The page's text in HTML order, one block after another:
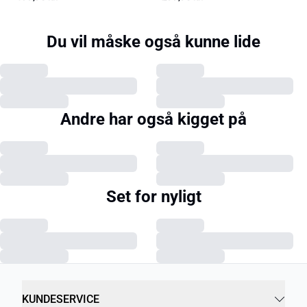
Du vil måske også kunne lide
Andre har også kigget på
Set for nyligt
KUNDESERVICE